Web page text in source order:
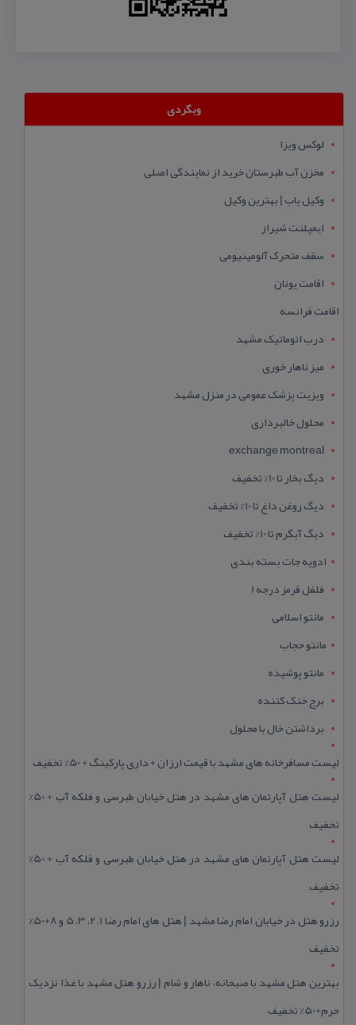
وبگردی
لوکس ویزا
مخزن آب طبرستان خرید از نمایندگی اصلی
وکیل یاب | بهترین وکیل
ایمپلنت شیراز
سقف متحرک آلومینیومی
اقامت یونان
اقامت فرانسه
درب اتوماتیک مشهد
میز ناهار خوری
ویزیت پزشک عمومی در منزل مشهد
محلول خالبرداری
exchange montreal
دیگ بخار تا 10% تخفیف
دیگ روغن داغ تا 10% تخفیف
دیگ آبگرم تا 10% تخفیف
ادویه جات بسته بندی
فلفل قرمز درجه 1
مانتو اسلامی
مانتو حجاب
مانتو پوشیده
برج خنک کننده
برداشتن خال با محلول
لیست مسافرخانه های مشهد با قیمت ارزان + داری پارکینگ + 50% تخفیف
لیست هتل آپارتمان های مشهد در هتل خیابان طبرسی و فلکه آب + 50%
تخفیف
لیست هتل آپارتمان های مشهد در هتل خیابان طبرسی و فلکه آب + 50%
تخفیف
رزرو هتل در خیابان امام رضا مشهد | هتل‌ های امام رضا 1، 2، 3، 5 و 8+50%
تخفیف
بهترین هتل مشهد با صبحانه، ناهار و شام | رزرو هتل مشهد با غذا نزدیک
حرم+50% تخفیف